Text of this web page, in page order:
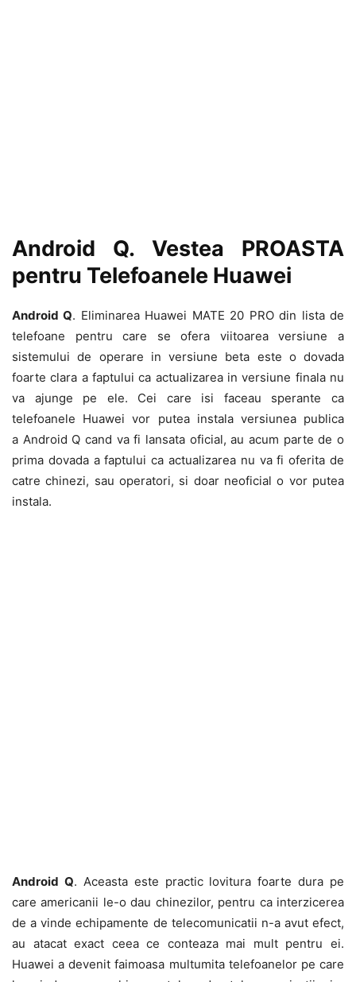
Android Q. Vestea PROASTA
pentru Telefoanele Huawei
Android Q. Eliminarea Huawei MATE 20 PRO din lista de
telefoane pentru care se ofera viitoarea versiune a
sistemului de operare in versiune beta este o dovada
foarte clara a faptului ca actualizarea in versiune finala nu
va ajunge pe ele. Cei care isi faceau sperante ca
telefoanele Huawei vor putea instala versiunea publica
a Android Q cand va fi lansata oficial, au acum parte de o
prima dovada a faptului ca actualizarea nu va fi oferita de
catre chinezi, sau operatori, si doar neoficial o vor putea
instala.
Android Q. Aceasta este practic lovitura foarte dura pe
care americanii le-o dau chinezilor, pentru ca interzicerea
de a vinde echipamente de telecomunicatii n-a avut efect,
au atacat exact ceea ce conteaza mai mult pentru ei.
Huawei a devenit faimoasa multumita telefoanelor pe care